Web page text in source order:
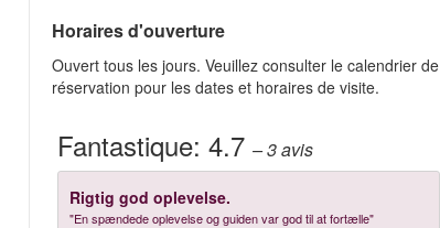
Horaires d'ouverture
Ouvert tous les jours. Veuillez consulter le calendrier de
réservation pour les dates et horaires de visite.
Fantastique:4.7– 3avis
Rigtig god oplevelse.
"En spændede oplevelse og guiden var god til at fortælle"